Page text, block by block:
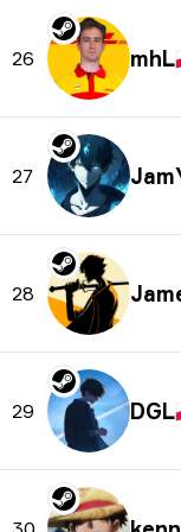
26 mhL
27
28
29 DGL